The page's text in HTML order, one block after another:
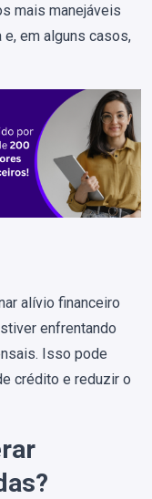
mais manejáveis
em alguns casos,
alívio financeiro
enfrentando
Isso pode
crédito e reduzir o